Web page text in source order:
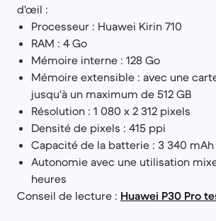
d'œil :
Processeur : Huawei Kirin 710
RAM : 4 Go
Mémoire interne : 128 Go
Mémoire extensible : avec une
jusqu'à un maximum de 512 GB
Résolution : 1 080 x 2 312 pixels
Densité de pixels : 415 ppi
Capacité de la batterie : 3 340 mAh
Autonomie avec une utilisation
heures
Conseil de lecture : Huawei P30 Pro